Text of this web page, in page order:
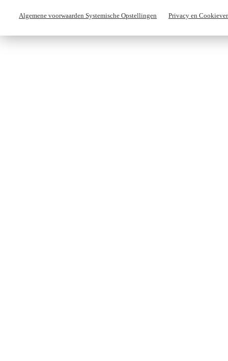
Algemene voorwaarden Systemische Opstellingen Privacy en